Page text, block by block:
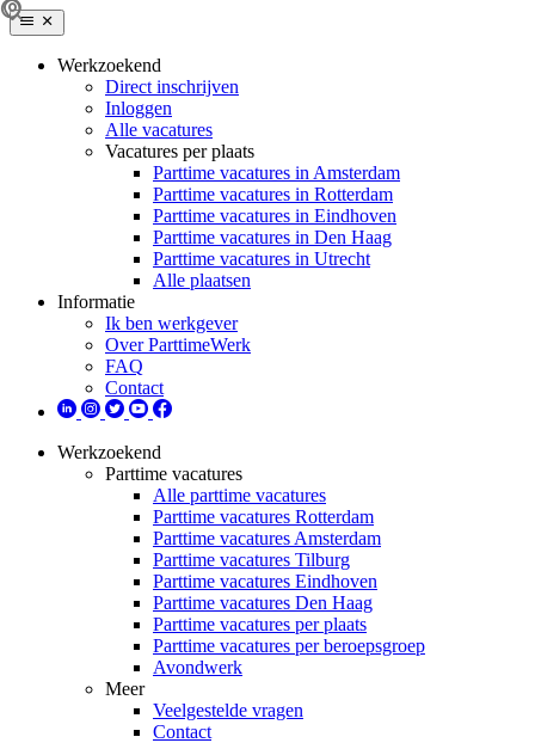
Werkzoekend
Direct inschrijven
Inloggen
Alle vacatures
Vacatures per plaats
Parttime vacatures in Amsterdam
Parttime vacatures in Rotterdam
Parttime vacatures in Eindhoven
Parttime vacatures in Den Haag
Parttime vacatures in Utrecht
Alle plaatsen
Informatie
Ik ben werkgever
Over ParttimeWerk
FAQ
Contact
Werkzoekend
Parttime vacatures
Alle parttime vacatures
Parttime vacatures Rotterdam
Parttime vacatures Amsterdam
Parttime vacatures Tilburg
Parttime vacatures Eindhoven
Parttime vacatures Den Haag
Parttime vacatures per plaats
Parttime vacatures per beroepsgroep
Avondwerk
Meer
Veelgestelde vragen
Contact